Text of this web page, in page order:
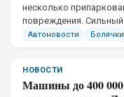
несколько
повреждения. Сильный
отчего тот упал на
Автоновости Болячки
НОВОСТИ
Машины до 400